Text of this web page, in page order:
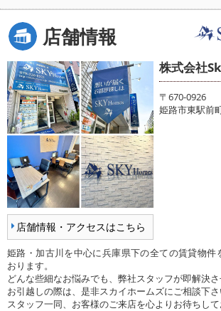
店舗情報
店舗情報・アクセスはこちら
株式会社
〒670-0926
姫路市東駅前
姫路・加古川を中心に兵庫県下の全ての賃貸物件
おります。
どんな些細なお悩みでも、弊社スタッフが即解決さ
お引越しの際は、是非スカイホームズにご相談下さ
スタッフ一同、お客様のご来店を心よりお待ちして